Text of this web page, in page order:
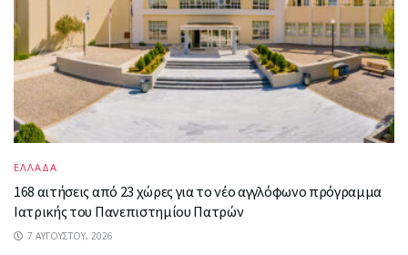
ΕΛΛΑΔΑ
168 αιτήσεις από 23 χώρες για το νέο αγγλόφωνο πρόγραμμα
Ιατρικής του Πανεπιστημίου Πατρών
7 ΑΥΓΟΎΣΤΟΥ, 2026